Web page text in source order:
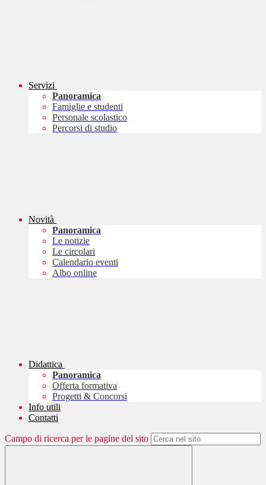
Servizi
Panoramica
Famiglie e studenti
Personale scolastico
Percorsi di studio
Novità
Panoramica
Le notizie
Le circolari
Calendario eventi
Albo online
Didattica
Panoramica
Offerta formativa
Progetti & Concorsi
Info utili
Contatti
Campo di ricerca per le pagine del sito